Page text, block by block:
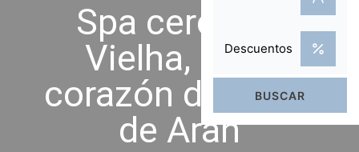
Spa cerca de
Vielha, en el
corazón del Valle
de Aran